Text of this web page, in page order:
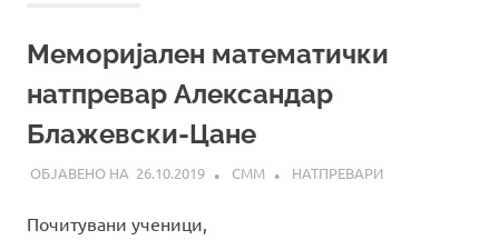
Меморијален математички
натпревар Александар
Блажевски-Цане
26.10.2019 СММ НАТПРЕВАРИ
Почитувани ученици,